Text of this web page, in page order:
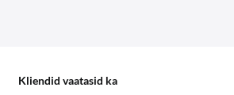
Kliendid vaatasid ka